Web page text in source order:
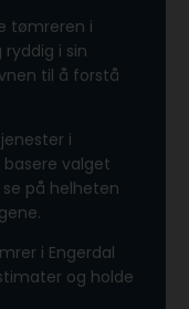
tømreren i
i sin
til å forstå
i
basere valget
på helheten
i Engerdal
og holde